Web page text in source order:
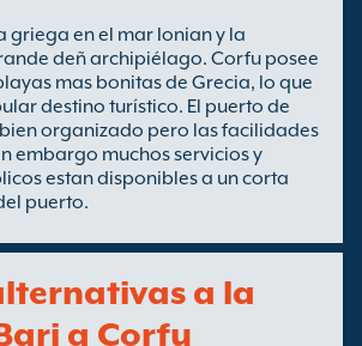
griega en el mar Ionian y la
deñ archipiélago. Corfu posee
mas bonitas de Grecia, lo que
destino turístico. El puerto de
organizado pero las facilidades
embargo muchos servicios y
estan disponibles a un corta
puerto.
a la
a Corfu